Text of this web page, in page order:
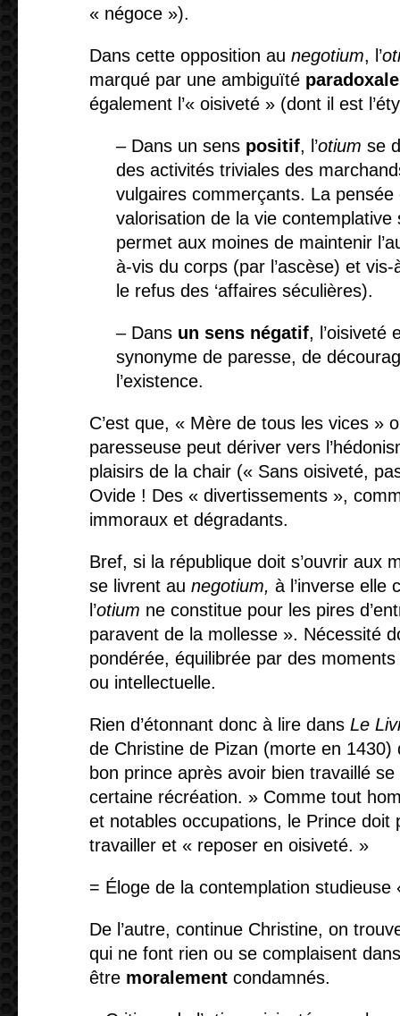
« négoce »).
Dans cette opposition au negotium, l’
marqué par une ambiguïté
également l’« oisiveté » (dont il est
– Dans un sens positif, l’otium se
des activités triviales des
vulgaires commerçants. La
valorisation de la vie contemplative
permet aux moines de maintenir
à-vis du corps (par l’ascèse) et
le refus des ‘affaires séculières).
– Dans un sens négatif, l’oisiveté
synonyme de paresse, de
l’existence.
C’est que, « Mère de tous les vices »
paresseuse peut dériver vers
plaisirs de la chair (« Sans oisiveté,
Ovide ! Des « divertissements »,
immoraux et dégradants.
Bref, si la république doit s’ouvrir aux
se livrent au negotium, à l’inverse elle
l’otium ne constitue pour les pires
paravent de la mollesse ». Nécessité
pondérée, équilibrée par des
ou intellectuelle.
Rien d’étonnant donc à lire dans Le
de Christine de Pizan (morte en 1430)
bon prince après avoir bien travaillé
certaine récréation. » Comme tout
et notables occupations, le Prince doit
travailler et « reposer en oisiveté. »
= Éloge de la contemplation studieuse
De l’autre, continue Christine, on
qui ne font rien ou se complaisent
être moralement condamnés.